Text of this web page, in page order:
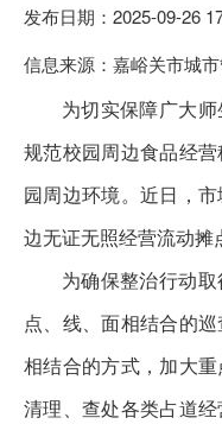
发布日期：2025-09-26
信息来源：嘉峪关市城
为切实保障广大
规范校园周边食品经
园周边环境。近日，
边无证无照经营流动摊
为确保整治行动
点、线、面相结合的
相结合的方式，加大
清理、查处各类占道